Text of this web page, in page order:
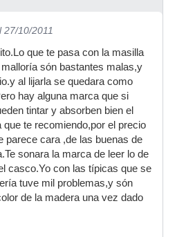
27/10/2011
que te pasa con la masilla
són bastantes malas,y
al lijarla se quedara como
hay alguna marca que si
tintar y absorben bien el
que te recomiendo,por el precio
parece cara ,de las buenas de
sonara la marca de leer lo de
casco.Yo con las típicas que se
tuve mil problemas,y són
de la madera una vez dado